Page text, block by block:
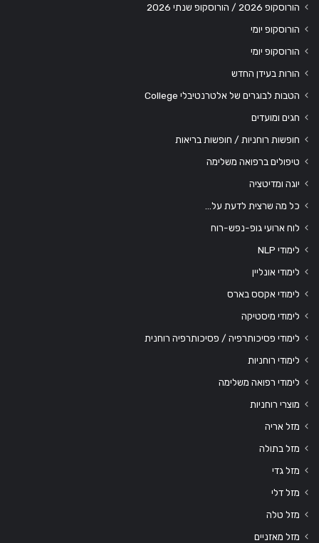
הורוסקופ 2026 / הורוסקופ שנתי 2026
הורוסקופ יומי
הורוסקופ יומי
הורות בעידן החדש
הטבות לבוגרים של אלטרנטיבלי College
חגים ומועדים
חופשות רוחניות / חופשות בריאות
טיפולים ברפואה משלימה
יוגה ומדיטציה
כל מה שרצית לדעת על…
לוח ארועי גופ-נפש-רוח
לימודי NLP
לימודי אונליין
לימודי אקסס בארס
לימודי מיסטיקה
לימודי פסיכותרפיה / פסיכותרפיה רוחנית
לימודי רוחניות
לימודי רפואה משלימה
מוצרי רוחניות
מזל אריה
מזל בתולה
מזל גדי
מזל דלי
מזל טלה
מזל מאזניים